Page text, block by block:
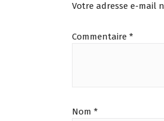
Votre adresse e-mail
Commentaire *
Nom *